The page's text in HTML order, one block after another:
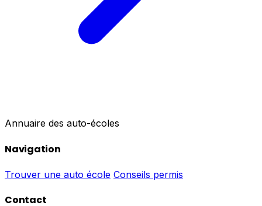
Annuaire des auto-écoles
Navigation
Trouver une auto école Conseils permis
Contact